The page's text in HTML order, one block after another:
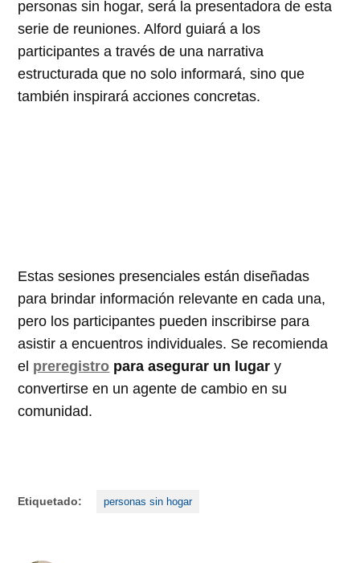
personas sin hogar, será la presentadora de esta
serie de reuniones. Alford guiará a los
participantes a través de una narrativa
estructurada que no solo informará, sino que
también inspirará acciones concretas.
Estas sesiones presenciales están diseñadas
para brindar información relevante en cada una,
pero los participantes pueden inscribirse para
asistir a encuentros individuales. Se recomienda
el preregistro para asegurar un lugar y
convertirse en un agente de cambio en su
comunidad.
Etiquetado: personas sin hogar